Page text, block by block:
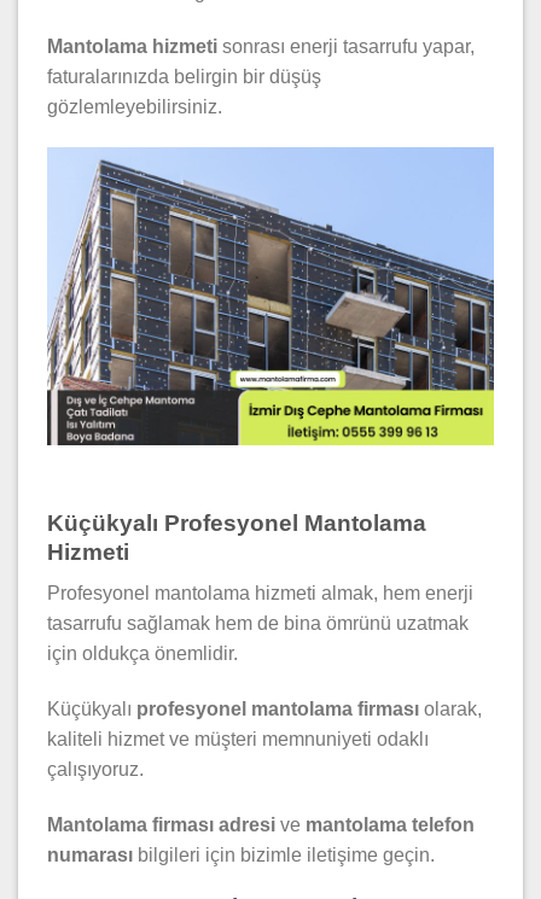
Mantolama hizmeti sonrası enerji tasarrufu yapar,
faturalarınızda belirgin bir düşüş
gözlemleyebilirsiniz.
Küçükyalı Profesyonel Mantolama
Hizmeti
Profesyonel mantolama hizmeti almak, hem enerji
tasarrufu sağlamak hem de bina ömrünü uzatmak
için oldukça önemlidir.
Küçükyalı profesyonel mantolama firması olarak,
kaliteli hizmet ve müşteri memnuniyeti odaklı
çalışıyoruz.
Mantolama firması adresi ve mantolama telefon
numarası bilgileri için bizimle iletişime geçin.